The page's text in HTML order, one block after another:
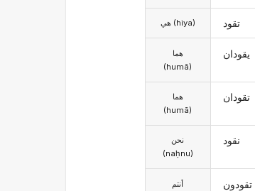
هي (hiya)
هما
(humā)
هما
(humā)
نحن
(naḥnu)
أنتم
تقود
يقودان
تقودان
نقود
تقودون